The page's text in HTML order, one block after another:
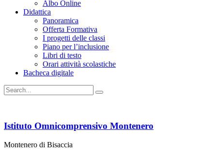
Albo Online
Didattica
Panoramica
Offerta Formativa
I progetti delle classi
Piano per l’inclusione
Libri di testo
Orari attività scolastiche
Bacheca digitale
Istituto Omnicomprensivo Montenero
Montenero di Bisaccia